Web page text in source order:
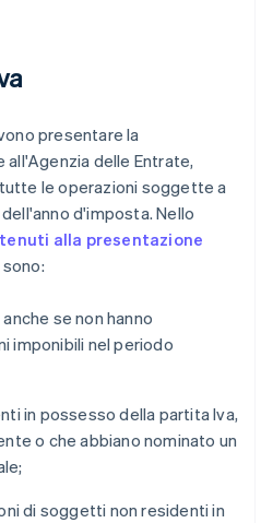
presentare la
all'Agenzia delle Entrate,
le operazioni soggette a
d'imposta. Nello
tenuti alla presentazione
sono:
se non hanno
imponibili nel periodo
in possesso della partita Iva,
o che abbiano nominato un
di soggetti non residenti in